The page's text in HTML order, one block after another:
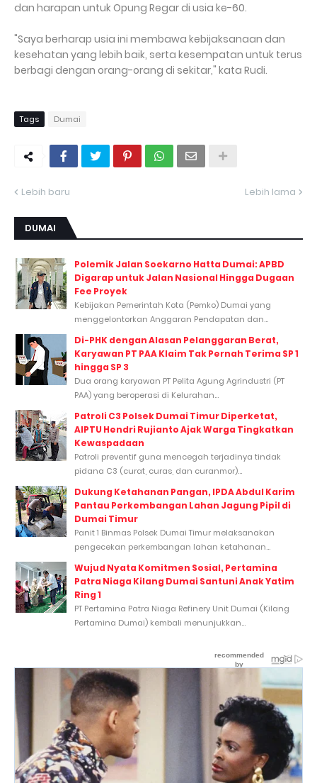
dan harapan untuk Opung Regar di usia ke-60.
"Saya berharap usia ini membawa kebijaksanaan dan
kesehatan yang lebih baik, serta kesempatan untuk terus
berbagi dengan orang-orang di sekitar," kata Rudi.
Tags Dumai
Lebih baru Lebih lama
DUMAI
Polemik Jalan Soekarno Hatta Dumai: APBD
Digarap untuk Jalan Nasional Hingga Dugaan
Fee Proyek
Kebijakan Pemerintah Kota (Pemko) Dumai yang
menggelontorkan Anggaran Pendapatan dan...
Di-PHK dengan Alasan Pelanggaran Berat,
Karyawan PT PAA Klaim Tak Pernah Terima SP 1
hingga SP 3
Dua orang karyawan PT Pelita Agung Agrindustri (PT
PAA) yang beroperasi di Kelurahan...
Patroli C3 Polsek Dumai Timur Diperketat,
AIPTU Hendri Rujianto Ajak Warga Tingkatkan
Kewaspadaan
Patroli preventif guna mencegah terjadinya tindak
pidana C3 (curat, curas, dan curanmor)...
Dukung Ketahanan Pangan, IPDA Abdul Karim
Pantau Perkembangan Lahan Jagung Pipil di
Dumai Timur
Panit 1 Binmas Polsek Dumai Timur melaksanakan
pengecekan perkembangan lahan ketahanan...
Wujud Nyata Komitmen Sosial, Pertamina
Patra Niaga Kilang Dumai Santuni Anak Yatim
Ring 1
PT Pertamina Patra Niaga Refinery Unit Dumai (Kilang
Pertamina Dumai) kembali menunjukkan...